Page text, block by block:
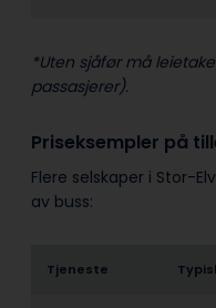
*Uten sjåfør må
passasjerer).
Priseksempler på
Flere selskaper i Stor-
av buss:
Tjeneste